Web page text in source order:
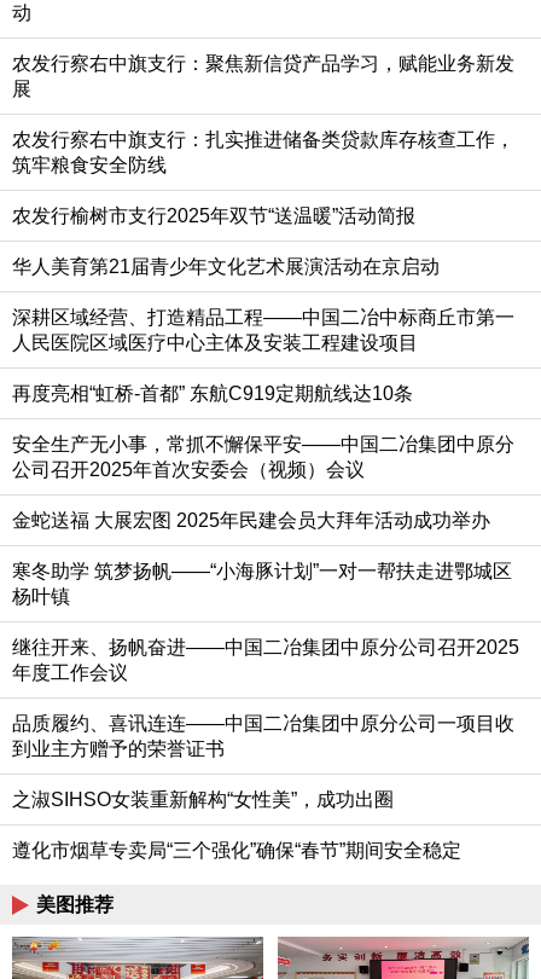
动
农发行察右中旗支行：聚焦新信贷产品学习，赋能业务新发
展
农发行察右中旗支行：扎实推进储备类贷款库存核查工作，
筑牢粮食安全防线
农发行榆树市支行2025年双节“送温暖”活动简报
华人美育第21届青少年文化艺术展演活动在京启动
深耕区域经营、打造精品工程——中国二冶中标商丘市第一
人民医院区域医疗中心主体及安装工程建设项目
再度亮相“虹桥-首都” 东航C919定期航线达10条
安全生产无小事，常抓不懈保平安——中国二冶集团中原分
公司召开2025年首次安委会（视频）会议
金蛇送福 大展宏图 2025年民建会员大拜年活动成功举办
寒冬助学 筑梦扬帆——“小海豚计划”一对一帮扶走进鄂城区
杨叶镇
继往开来、扬帆奋进——中国二冶集团中原分公司召开2025
年度工作会议
品质履约、喜讯连连——中国二冶集团中原分公司一项目收
到业主方赠予的荣誉证书
之淑SIHSO女装重新解构“女性美”，成功出圈
遵化市烟草专卖局“三个强化”确保“春节”期间安全稳定
美图推荐